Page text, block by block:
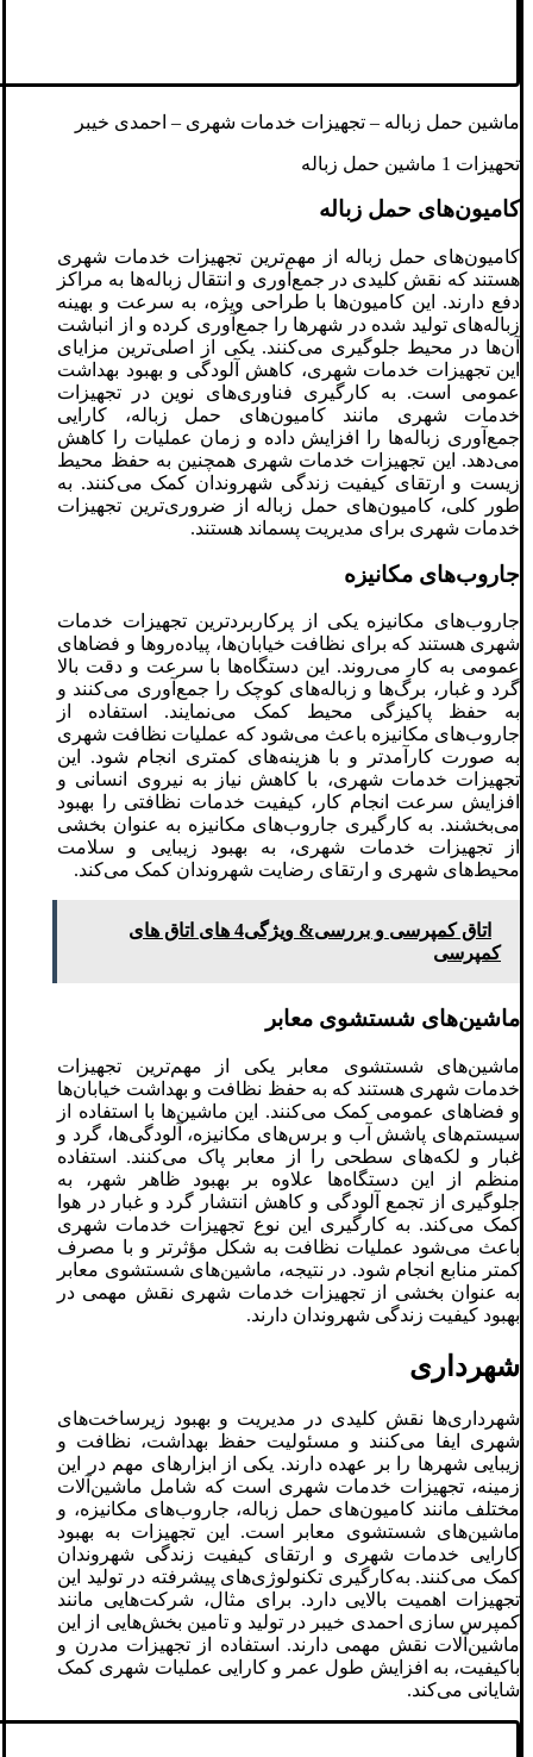
ماشین حمل زباله – تجهیزات خدمات شهری – احمدی خیبر
تحهیزات 1 ماشین حمل زباله
کامیون‌های حمل زباله
کامیون‌های حمل زباله از مهم‌ترین تجهیزات خدمات شهری
هستند که نقش کلیدی در جمع‌آوری و انتقال زباله‌ها به مراکز
دفع دارند. این کامیون‌ها با طراحی ویژه، به سرعت و بهینه
زباله‌های تولید شده در شهرها را جمع‌آوری کرده و از انباشت
آن‌ها در محیط جلوگیری می‌کنند. یکی از اصلی‌ترین مزایای
این تجهیزات خدمات شهری، کاهش آلودگی و بهبود بهداشت
عمومی است. به کارگیری فناوری‌های نوین در تجهیزات
خدمات شهری مانند کامیون‌های حمل زباله، کارایی
جمع‌آوری زباله‌ها را افزایش داده و زمان عملیات را کاهش
می‌دهد. این تجهیزات خدمات شهری همچنین به حفظ محیط
زیست و ارتقای کیفیت زندگی شهروندان کمک می‌کنند. به
طور کلی، کامیون‌های حمل زباله از ضروری‌ترین تجهیزات
خدمات شهری برای مدیریت پسماند هستند.
جاروب‌های مکانیزه
جاروب‌های مکانیزه یکی از پرکاربردترین تجهیزات خدمات
شهری هستند که برای نظافت خیابان‌ها، پیاده‌روها و فضاهای
عمومی به کار می‌روند. این دستگاه‌ها با سرعت و دقت بالا
گرد و غبار، برگ‌ها و زباله‌های کوچک را جمع‌آوری می‌کنند و
به حفظ پاکیزگی محیط کمک می‌نمایند. استفاده از
جاروب‌های مکانیزه باعث می‌شود که عملیات نظافت شهری
به صورت کارآمدتر و با هزینه‌های کمتری انجام شود. این
تجهیزات خدمات شهری، با کاهش نیاز به نیروی انسانی و
افزایش سرعت انجام کار، کیفیت خدمات نظافتی را بهبود
می‌بخشند. به کارگیری جاروب‌های مکانیزه به عنوان بخشی
از تجهیزات خدمات شهری، به بهبود زیبایی و سلامت
محیط‌های شهری و ارتقای رضایت شهروندان کمک می‌کند.
اتاق کمپرسی و بررسی& ویژگی4 های اتاق های
کمپرسی
ماشین‌های شستشوی معابر
ماشین‌های شستشوی معابر یکی از مهم‌ترین تجهیزات
خدمات شهری هستند که به حفظ نظافت و بهداشت خیابان‌ها
و فضاهای عمومی کمک می‌کنند. این ماشین‌ها با استفاده از
سیستم‌های پاشش آب و برس‌های مکانیزه، آلودگی‌ها، گرد و
غبار و لکه‌های سطحی را از معابر پاک می‌کنند. استفاده
منظم از این دستگاه‌ها علاوه بر بهبود ظاهر شهر، به
جلوگیری از تجمع آلودگی و کاهش انتشار گرد و غبار در هوا
کمک می‌کند. به کارگیری این نوع تجهیزات خدمات شهری
باعث می‌شود عملیات نظافت به شکل مؤثرتر و با مصرف
کمتر منابع انجام شود. در نتیجه، ماشین‌های شستشوی معابر
به عنوان بخشی از تجهیزات خدمات شهری نقش مهمی در
بهبود کیفیت زندگی شهروندان دارند.
شهرداری
شهرداری‌ها نقش کلیدی در مدیریت و بهبود زیرساخت‌های
شهری ایفا می‌کنند و مسئولیت حفظ بهداشت، نظافت و
زیبایی شهرها را بر عهده دارند. یکی از ابزارهای مهم در این
زمینه، تجهیزات خدمات شهری است که شامل ماشین‌آلات
مختلف مانند کامیون‌های حمل زباله، جاروب‌های مکانیزه، و
ماشین‌های شستشوی معابر است. این تجهیزات به بهبود
کارایی خدمات شهری و ارتقای کیفیت زندگی شهروندان
کمک می‌کنند. به‌کارگیری تکنولوژی‌های پیشرفته در تولید این
تجهیزات اهمیت بالایی دارد. برای مثال، شرکت‌هایی مانند
کمپرس سازی احمدی خیبر در تولید و تامین بخش‌هایی از این
ماشین‌آلات نقش مهمی دارند. استفاده از تجهیزات مدرن و
باکیفیت، به افزایش طول عمر و کارایی عملیات شهری کمک
شایانی می‌کند.